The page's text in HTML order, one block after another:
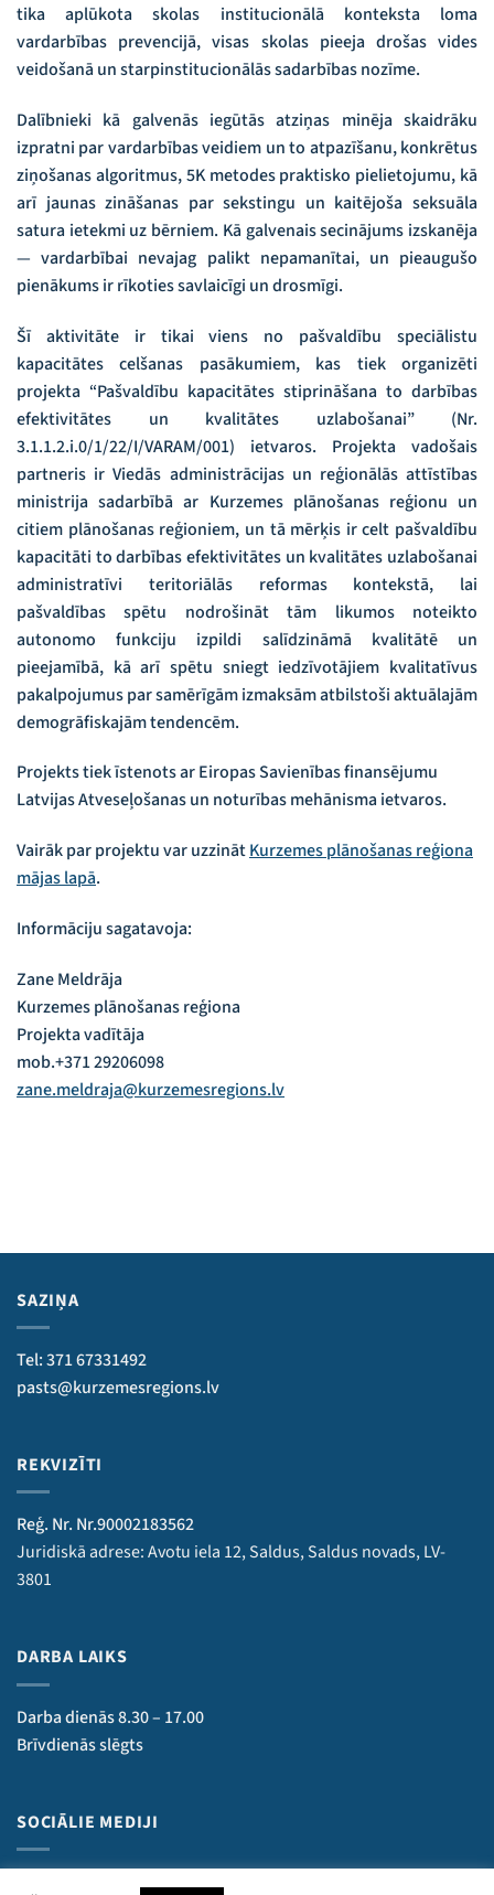
tika aplūkota skolas institucionālā konteksta loma
vardarbības prevencijā, visas skolas pieeja drošas vides
veidošanā un starpinstitucionālās sadarbības nozīme.
Dalībnieki kā galvenās iegūtās atziņas minēja skaidrāku
izpratni par vardarbības veidiem un to atpazīšanu, konkrētus
ziņošanas algoritmus, 5K metodes praktisko pielietojumu, kā
arī jaunas zināšanas par sekstingu un kaitējoša seksuāla
satura ietekmi uz bērniem. Kā galvenais secinājums izskanēja
— vardarbībai nevajag palikt nepamanītai, un pieaugušo
pienākums ir rīkoties savlaicīgi un drosmīgi.
Šī aktivitāte ir tikai viens no pašvaldību speciālistu
kapacitātes celšanas pasākumiem, kas tiek organizēti
projekta “Pašvaldību kapacitātes stiprināšana to darbības
efektivitātes un kvalitātes uzlabošanai” (Nr.
3.1.1.2.i.0/1/22/I/VARAM/001) ietvaros. Projekta vadošais
partneris ir Viedās administrācijas un reģionālās attīstības
ministrija sadarbībā ar Kurzemes plānošanas reģionu un
citiem plānošanas reģioniem, un tā mērķis ir celt pašvaldību
kapacitāti to darbības efektivitātes un kvalitātes uzlabošanai
administratīvi teritoriālās reformas kontekstā, lai
pašvaldības spētu nodrošināt tām likumos noteikto
autonomo funkciju izpildi salīdzināmā kvalitātē un
pieejamībā, kā arī spētu sniegt iedzīvotājiem kvalitatīvus
pakalpojumus par samērīgām izmaksām atbilstoši aktuālajām
demogrāfiskajām tendencēm.
Projekts tiek īstenots ar Eiropas Savienības finansējumu
Latvijas Atveseļošanas un noturības mehānisma ietvaros.
Vairāk par projektu var uzzinātKurzemes plānošanas reģiona
mājas lapā.
Informāciju sagatavoja:
Zane Meldrāja
Kurzemes plānošanas reģiona
Projekta vadītāja
mob.+371 29206098
zane.meldraja@kurzemesregions.lv
SAZIŅA
Tel: 371 67331492
pasts@kurzemesregions.lv
REKVIZĪTI
Reģ. Nr. Nr.90002183562
Juridiskā adrese: Avotu iela 12, Saldus, Saldus novads, LV-
3801
DARBA LAIKS
Darba dienās 8.30 – 17.00
Brīvdienās slēgts
SOCIĀLIE MEDIJI